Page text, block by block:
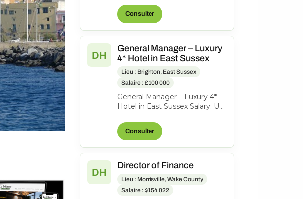
outstanding opportunity to
lead a success...
Consulter
DH
General Manager – Luxury
4* Hotel in East Sussex
Lieu : Brighton, East Sussex
Salaire : £100 000
General Manager – Luxury 4*
Hotel in East Sussex Salary: Up
opportunity has arisen for...
Consulter
DH
Director of Finance
Lieu : Morrisville, Wake County
Salaire : $154 022